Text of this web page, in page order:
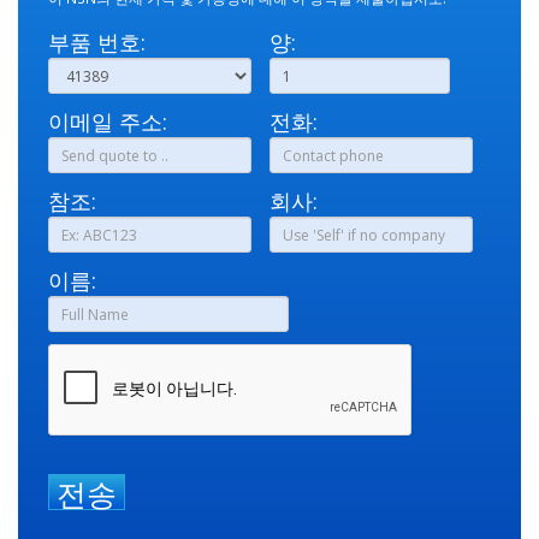
부품 번호: 양:
이메일 주소: 전화:
참조: 회사:
이름:
전송